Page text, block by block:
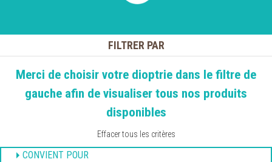
FILTRER PAR
Merci de choisir votre dioptrie dans le filtre de
gauche afin de visualiser tous nos produits
disponibles
Effacer tous les critères
CONVIENT POUR